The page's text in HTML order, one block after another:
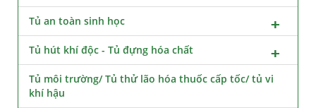
Tủ an toàn sinh học
Tủ hút khí độc - Tủ đựng hóa chất
Tủ môi trường/ Tủ thử lão hóa thuốc cấp tốc/ tủ vi
khí hậu